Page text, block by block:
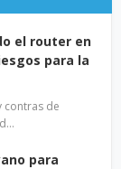
el router en
para la
contras de
para